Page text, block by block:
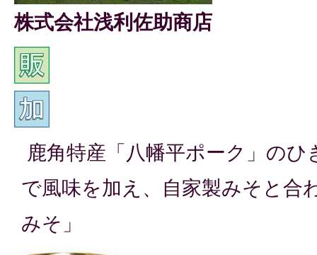
株式会社浅利佐助商店
鹿角特産「八幡平ポーク」の
で風味を加え、自家製みそと合
みそ」